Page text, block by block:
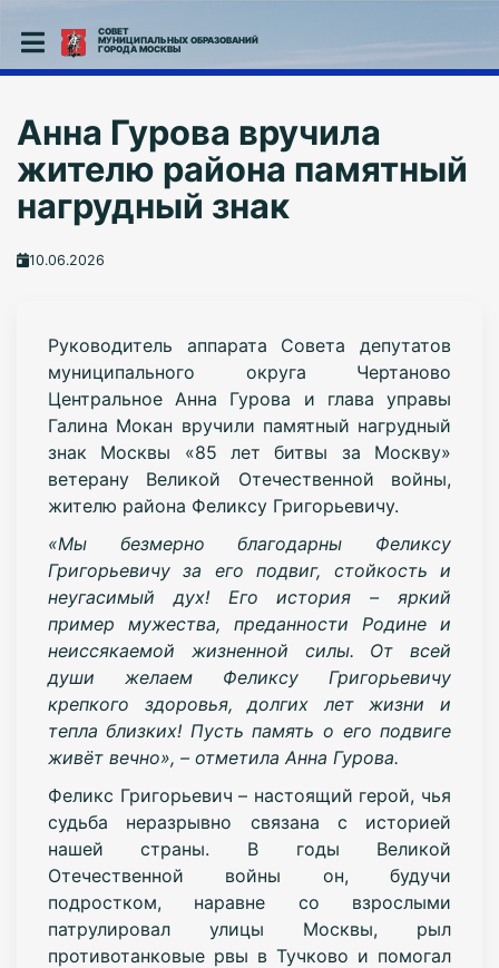
СОВЕТ
МУНИЦИПАЛЬНЫХ ОБРАЗОВАНИЙ
ГОРОДА МОСКВЫ
Анна Гурова вручила
жителю района памятный
нагрудный знак
10.06.2026
Руководитель аппарата Совета депутатов
муниципального округа Чертаново
Центральное Анна Гурова и глава управы
Галина Мокан вручили памятный нагрудный
знак Москвы «85 лет битвы за Москву»
ветерану Великой Отечественной войны,
жителю района Феликсу Григорьевичу.
«Мы безмерно благодарны Феликсу
Григорьевичу за его подвиг, стойкость и
неугасимый дух! Его история – яркий
пример мужества, преданности Родине и
неиссякаемой жизненной силы. От всей
души желаем Феликсу Григорьевичу
крепкого здоровья, долгих лет жизни и
тепла близких! Пусть память о его подвиге
живёт вечно», – отметила Анна Гурова.
Феликс Григорьевич – настоящий герой, чья
судьба неразрывно связана с историей
нашей страны. В годы Великой
Отечественной войны он, будучи
подростком, наравне со взрослыми
патрулировал улицы Москвы, рыл
противотанковые рвы в Тучково и помогал